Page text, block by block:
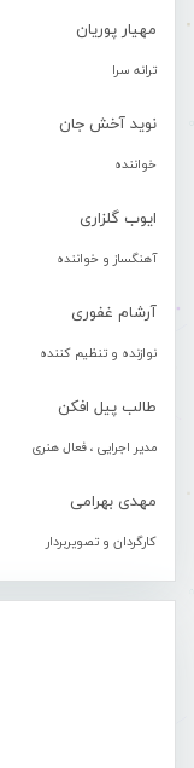
مهیار پوریان
ترانه سرا
نوید آخش جان
خواننده
ایوب گلزاری
آهنگساز و خواننده
آرشام غفوری
نوازنده و تنظیم کننده
طالب پیل افکن
مدیر اجرایی ، فعال هنری
مهدی بهرامی
کارگردان و تصویربردار